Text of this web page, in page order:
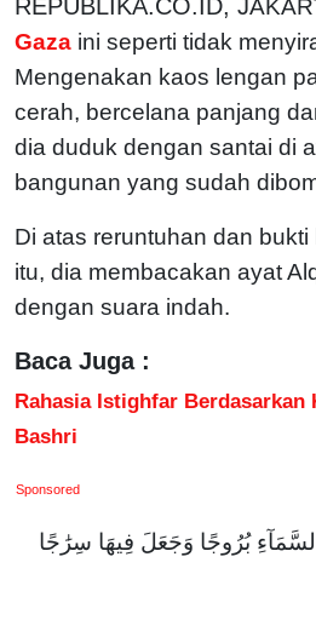
REPUBLIKA.CO.ID, J
Gaza ini seperti tidak
Mengenakan kaos lengan
cerah, bercelana panjang
dia duduk dengan santai di
bangunan yang sudah
Di atas reruntuhan dan
itu, dia membacakan ayat
dengan suara indah.
Baca Juga :
Rahasia Istighfar Berdasarkan
Bashri
Sponsored
بُرُوجًا وَجَعَلَ فِيهَا سِرَٰجًا